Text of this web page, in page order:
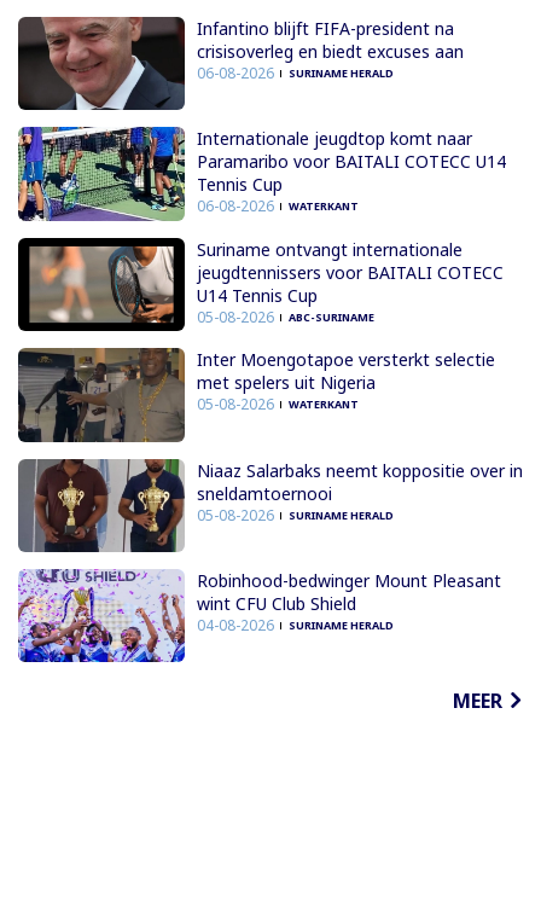
Infantino blijft FIFA-president na
crisisoverleg en biedt excuses aan
06-08-2026 SURINAME HERALD
Internationale jeugdtop komt naar
Paramaribo voor BAITALI COTECC U14
Tennis Cup
06-08-2026 WATERKANT
Suriname ontvangt internationale
jeugdtennissers voor BAITALI COTECC
U14 Tennis Cup
05-08-2026 ABC-SURINAME
Inter Moengotapoe versterkt selectie
met spelers uit Nigeria
05-08-2026 WATERKANT
Niaaz Salarbaks neemt koppositie over in
sneldamtoernooi
05-08-2026 SURINAME HERALD
Robinhood-bedwinger Mount Pleasant
wint CFU Club Shield
04-08-2026 SURINAME HERALD
MEER